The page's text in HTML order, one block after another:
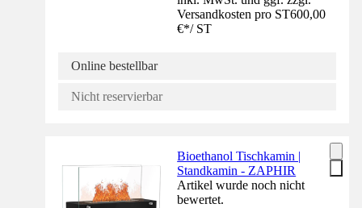
Versandkosten pro ST600,00
€*/ ST
Online bestellbar
Nicht reservierbar
Bioethanol Tischkamin |
Standkamin - ZAPHIR
Artikel wurde noch nicht
bewertet.